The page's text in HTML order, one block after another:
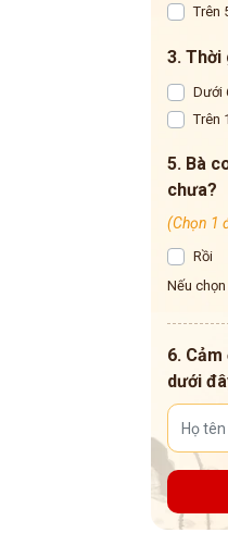
Trên
3. Thời
Dưới
Trên
5. Bà
chưa?
(Chọn 1
Rồi
Nếu
6.
dưới